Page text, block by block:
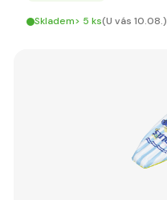
Skladem> 5 ks(U vás 10.08.)